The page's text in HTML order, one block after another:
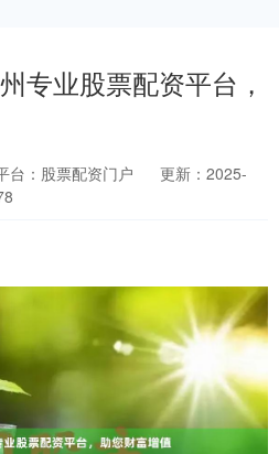
专业股票配资平台，
台：股票配资门户
更新：2025-